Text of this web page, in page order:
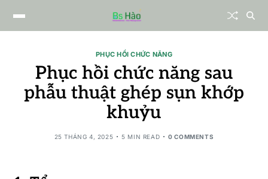
PHỤC HỒI CHỨC NĂNG
Phục hồi chức năng sau
phẫu thuật ghép sụn khớp
khuỷu
25 THÁNG 4, 2025 5 MIN READ 0 COMMENTS